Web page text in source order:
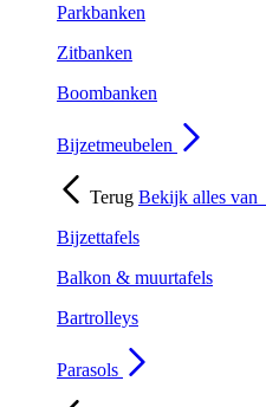
Parkbanken
Zitbanken
Boombanken
Bijzetmeubelen
Terug Bekijk alles van
Bijzettafels
Balkon & muurtafels
Bartrolleys
Parasols